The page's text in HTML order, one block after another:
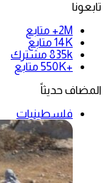
تابعونا
2M+
متابع
14K متابع
835k مشترك
+550K
متابع
المضاف حديثاً
فلسطينيات